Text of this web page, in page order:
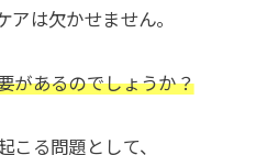
アは欠かせません。
があるのでしょうか？
こる問題として、